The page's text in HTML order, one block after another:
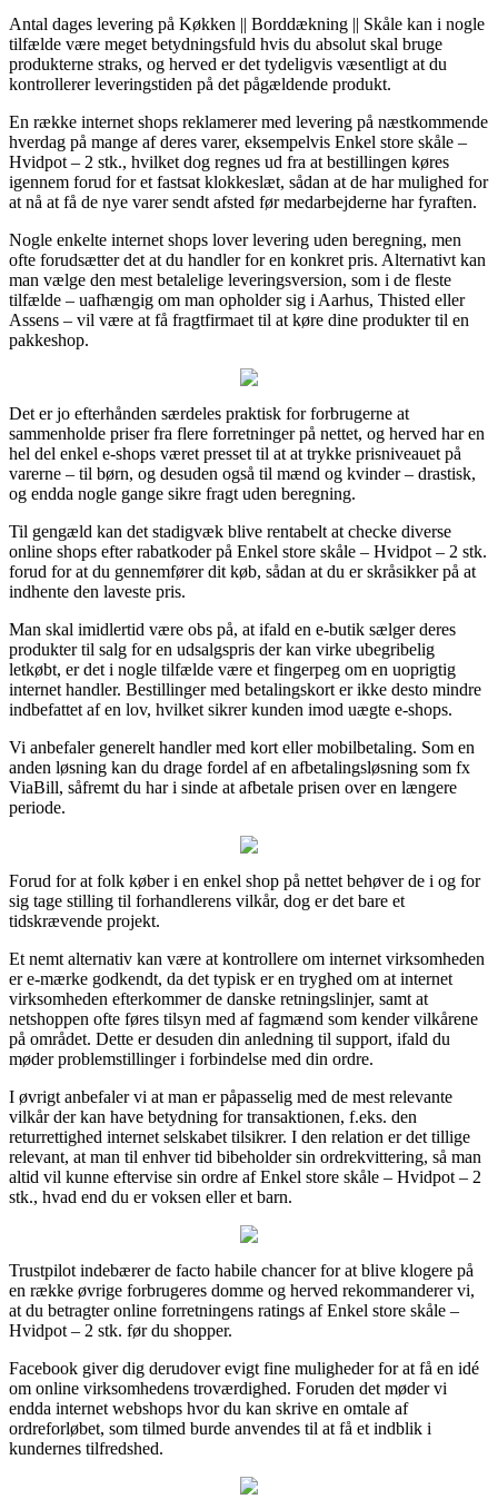
Antal dages levering på Køkken || Borddækning || Skåle kan i nogle
tilfælde være meget betydningsfuld hvis du absolut skal bruge
produkterne straks, og herved er det tydeligvis væsentligt at du
kontrollerer leveringstiden på det pågældende produkt.
En række internet shops reklamerer med levering på næstkommende
hverdag på mange af deres varer, eksempelvis Enkel store skåle –
Hvidpot – 2 stk., hvilket dog regnes ud fra at bestillingen køres
igennem forud for et fastsat klokkeslæt, sådan at de har mulighed for
at nå at få de nye varer sendt afsted før medarbejderne har fyraften.
Nogle enkelte internet shops lover levering uden beregning, men
ofte forudsætter det at du handler for en konkret pris. Alternativt kan
man vælge den mest betalelige leveringsversion, som i de fleste
tilfælde – uafhængig om man opholder sig i Aarhus, Thisted eller
Assens – vil være at få fragtfirmaet til at køre dine produkter til en
pakkeshop.
Det er jo efterhånden særdeles praktisk for forbrugerne at
sammenholde priser fra flere forretninger på nettet, og herved har en
hel del enkel e-shops været presset til at at trykke prisniveauet på
varerne – til børn, og desuden også til mænd og kvinder – drastisk,
og endda nogle gange sikre fragt uden beregning.
Til gengæld kan det stadigvæk blive rentabelt at checke diverse
online shops efter rabatkoder på Enkel store skåle – Hvidpot – 2 stk.
forud for at du gennemfører dit køb, sådan at du er skråsikker på at
indhente den laveste pris.
Man skal imidlertid være obs på, at ifald en e-butik sælger deres
produkter til salg for en udsalgspris der kan virke ubegribelig
letkøbt, er det i nogle tilfælde være et fingerpeg om en uoprigtig
internet handler. Bestillinger med betalingskort er ikke desto mindre
indbefattet af en lov, hvilket sikrer kunden imod uægte e-shops.
Vi anbefaler generelt handler med kort eller mobilbetaling. Som en
anden løsning kan du drage fordel af en afbetalingsløsning som fx
ViaBill, såfremt du har i sinde at afbetale prisen over en længere
periode.
Forud for at folk køber i en enkel shop på nettet behøver de i og for
sig tage stilling til forhandlerens vilkår, dog er det bare et
tidskrævende projekt.
Et nemt alternativ kan være at kontrollere om internet virksomheden
er e-mærke godkendt, da det typisk er en tryghed om at internet
virksomheden efterkommer de danske retningslinjer, samt at
netshoppen ofte føres tilsyn med af fagmænd som kender vilkårene
på området. Dette er desuden din anledning til support, ifald du
møder problemstillinger i forbindelse med din ordre.
I øvrigt anbefaler vi at man er påpasselig med de mest relevante
vilkår der kan have betydning for transaktionen, f.eks. den
returrettighed internet selskabet tilsikrer. I den relation er det tillige
relevant, at man til enhver tid bibeholder sin ordrekvittering, så man
altid vil kunne eftervise sin ordre af Enkel store skåle – Hvidpot – 2
stk., hvad end du er voksen eller et barn.
Trustpilot indebærer de facto habile chancer for at blive klogere på
en række øvrige forbrugeres domme og herved rekommanderer vi,
at du betragter online forretningens ratings af Enkel store skåle –
Hvidpot – 2 stk. før du shopper.
Facebook giver dig derudover evigt fine muligheder for at få en idé
om online virksomhedens troværdighed. Foruden det møder vi
endda internet webshops hvor du kan skrive en omtale af
ordreforløbet, som tilmed burde anvendes til at få et indblik i
kundernes tilfredshed.